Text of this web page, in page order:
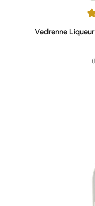
Durchschnittliche
Vedrenne